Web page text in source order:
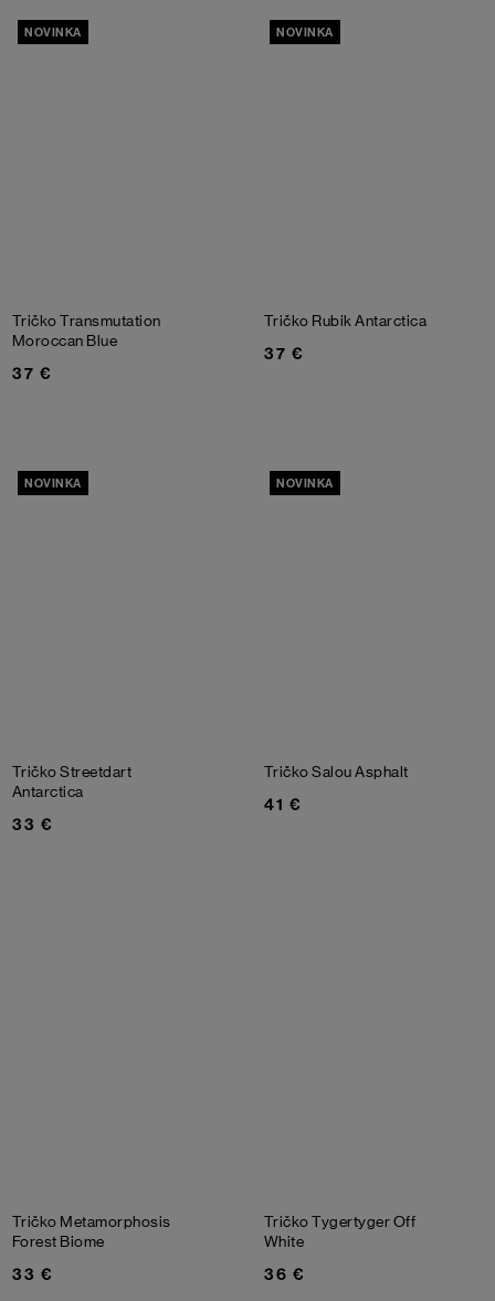
NOVINKA
Tričko Transmutation
Moroccan Blue
37 €
NOVINKA
Tričko RubikAntarctica
37 €
NOVINKA
Tričko Streetdart
Antarctica
33 €
NOVINKA
Tričko SalouAsphalt
41 €
Tričko Metamorphosis
Forest Biome
33 €
Tričko TygertygerOff
White
36 €